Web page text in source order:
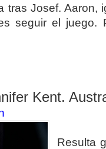
tras Josef. Aaron,
seguir el juego.
Kent.
Resulta